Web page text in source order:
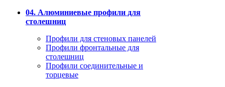
04. Алюминиевые профили для
столешниц
Профили для стеновых панелей
Профили фронтальные для
столешниц
Профили соединительные и
торцевые